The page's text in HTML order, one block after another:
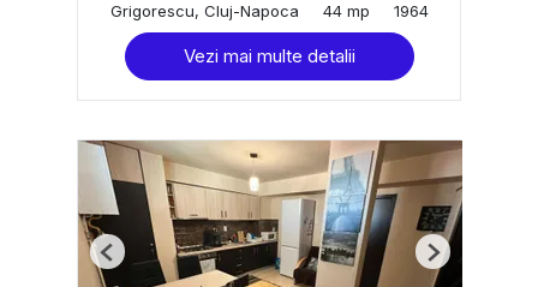
Grigorescu, Cluj-Napoca
44 mp 1964
Vezi mai multe detalii
Previous Next